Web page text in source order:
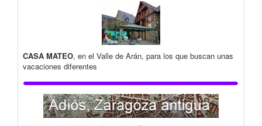
CASA MATEO, en el Valle de Arán, para los que buscan unas
vacaciones diferentes